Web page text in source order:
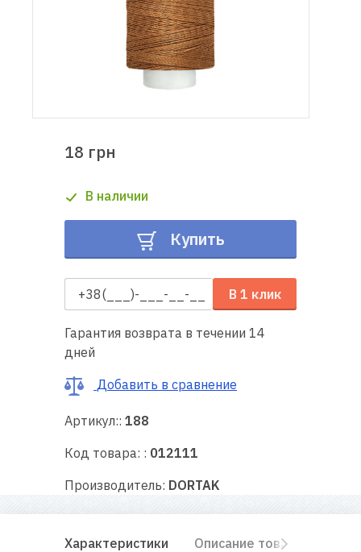
Ремонт
швейной
Полезные
советы
Контакты
18 грн
В наличии
Купить
В 1 клик
Гарантия возврата в течении 14
дней
Добавить в сравнение
Артикул:: 188
Код товара: : 012111
Производитель: DORTAK
Характеристики Описание товара